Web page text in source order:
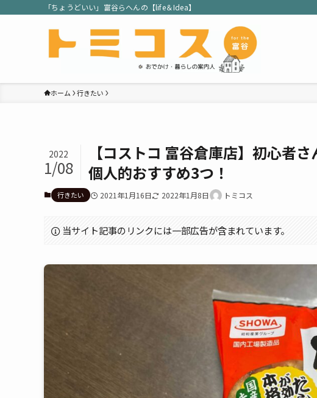
「ちょうどいい」富谷らへんの【life＆Idea】
ホーム 行きたい
【コストコ 富谷倉庫店】初心者
個人的おすすめ3つ！
2022
1/08
行きたい 2021年1月16日 2022年1月8日 トミコス
当サイト記事のリンクには一部広告が含まれています。